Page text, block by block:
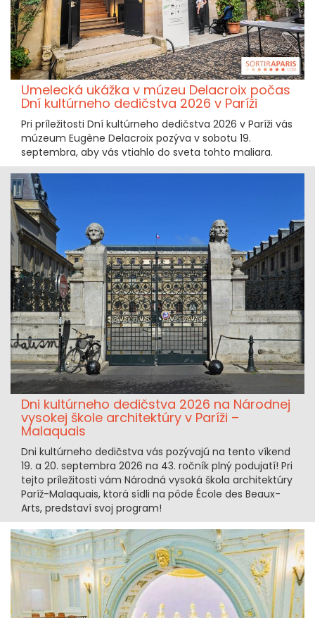
Umelecká ukážka v múzeu Delacroix počas
Dní kultúrneho dedičstva 2026 v Paríži
Pri príležitosti Dní kultúrneho dedičstva 2026 v Paríži vás
múzeum Eugène Delacroix pozýva v sobotu 19.
septembra, aby vás vtiahlo do sveta tohto maliara.
Dni kultúrneho dedičstva 2026 na Národnej
vysokej škole architektúry v Paríži –
Malaquais
Dni kultúrneho dedičstva vás pozývajú na tento víkend
19. a 20. septembra 2026 na 43. ročník plný podujatí! Pri
tejto príležitosti vám Národná vysoká škola architektúry
Paríž-Malaquais, ktorá sídli na pôde École des Beaux-
Arts, predstaví svoj program!